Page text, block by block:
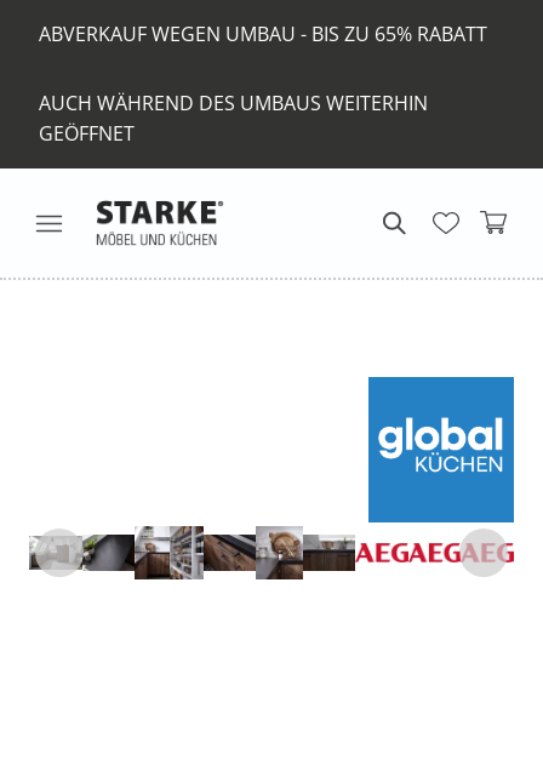
ABVERKAUF WEGEN UMBAU - BIS ZU 65% RABATT
AUCH WÄHREND DES UMBAUS WEITERHIN
GEÖFFNET